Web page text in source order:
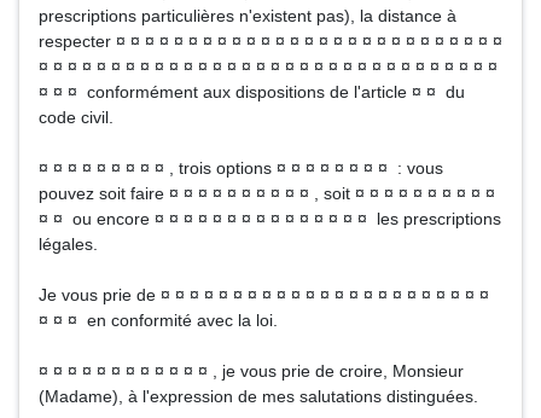
prescriptions particulières n'existent pas), la distance à
respecter ¤ ¤ ¤ ¤ ¤ ¤ ¤ ¤ ¤ ¤ ¤ ¤ ¤ ¤ ¤ ¤ ¤ ¤ ¤ ¤ ¤ ¤ ¤ ¤ ¤ ¤ ¤
¤ ¤ ¤ ¤ ¤ ¤ ¤ ¤ ¤ ¤ ¤ ¤ ¤ ¤ ¤ ¤ ¤ ¤ ¤ ¤ ¤ ¤ ¤ ¤ ¤ ¤ ¤ ¤ ¤ ¤ ¤ ¤
¤ ¤ ¤ conformément aux dispositions de l'article ¤ ¤ du
code civil.
¤ ¤ ¤ ¤ ¤ ¤ ¤ ¤ ¤ , trois options ¤ ¤ ¤ ¤ ¤ ¤ ¤ ¤ : vous
pouvez soit faire ¤ ¤ ¤ ¤ ¤ ¤ ¤ ¤ ¤ ¤ , soit ¤ ¤ ¤ ¤ ¤ ¤ ¤ ¤ ¤ ¤
¤ ¤ ou encore ¤ ¤ ¤ ¤ ¤ ¤ ¤ ¤ ¤ ¤ ¤ ¤ ¤ ¤ ¤ les prescriptions
légales.
Je vous prie de ¤ ¤ ¤ ¤ ¤ ¤ ¤ ¤ ¤ ¤ ¤ ¤ ¤ ¤ ¤ ¤ ¤ ¤ ¤ ¤ ¤ ¤ ¤
¤ ¤ ¤ en conformité avec la loi.
¤ ¤ ¤ ¤ ¤ ¤ ¤ ¤ ¤ ¤ ¤ ¤ , je vous prie de croire, Monsieur
(Madame), à l'expression de mes salutations distinguées.